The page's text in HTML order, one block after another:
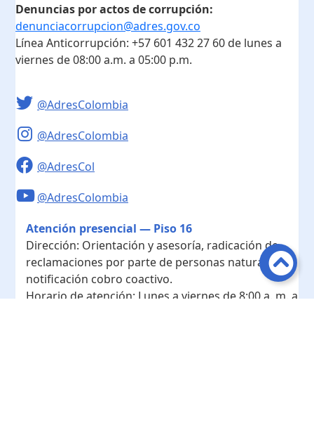
Denuncias por actos de corrupción:
denunciacorrupcion@adres.gov.co
Línea Anticorrupción: +57 601 432 27 60 de lunes a
viernes de 08:00 a.m. a 05:00 p.m.
@AdresColombia
@AdresColombia
@AdresCol
@AdresColombia
Atención presencial — Piso 16
Dirección: Orientación y asesoría, radicación de
reclamaciones por parte de personas naturales y
notificación cobro coactivo.
Horario de atención: Lunes a viernes de 8:00 a. m. a